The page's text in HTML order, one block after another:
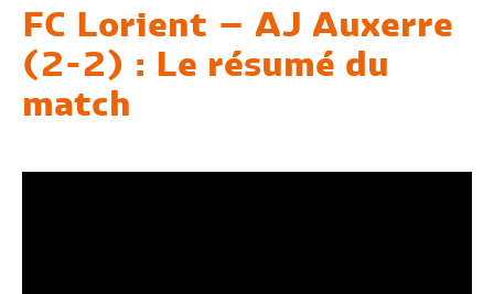
FC Lorient – AJ Auxerre
(2-2) : Le résumé du
match